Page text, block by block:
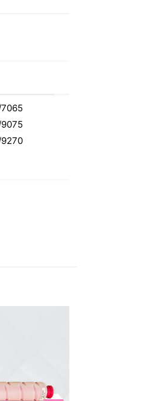
9270